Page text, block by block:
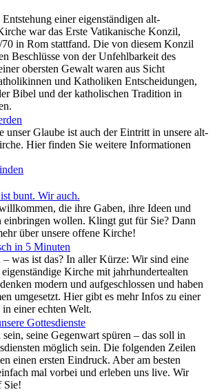
einer eigenständigen alt-
war das Erste Vatikanische Konzil,
in Rom stattfand. Die von diesem Konzil
Beschlüsse von der Unfehlbarkeit des
obersten Gewalt waren aus Sicht
und Katholiken Entscheidungen,
Bibel und der katholischen Tradition in
unser Glaube ist auch der Eintritt in unsere alt-
Hier finden Sie weitere Informationen
bunt. Wir auch.
die ihre Gaben, ihre Ideen und
einbringen wollen. Klingt gut für Sie? Dann
über unsere offene Kirche!
in 5 Minuten
was ist das? In aller Kürze: Wir sind eine
Kirche mit jahrhundertealten
modern und aufgeschlossen und haben
umgesetzt. Hier gibt es mehr Infos zu einer
einer echten Welt.
Gottesdienste
seine Gegenwart spüren – das soll in
möglich sein. Die folgenden Zeilen
einen ersten Eindruck. Aber am besten
mal vorbei und erleben uns live. Wir
Sie!